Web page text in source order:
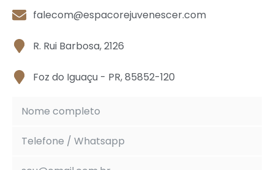
falecom@espacorejuvenescer.com
R. Rui Barbosa, 2126
Foz do Iguaçu - PR, 85852-120